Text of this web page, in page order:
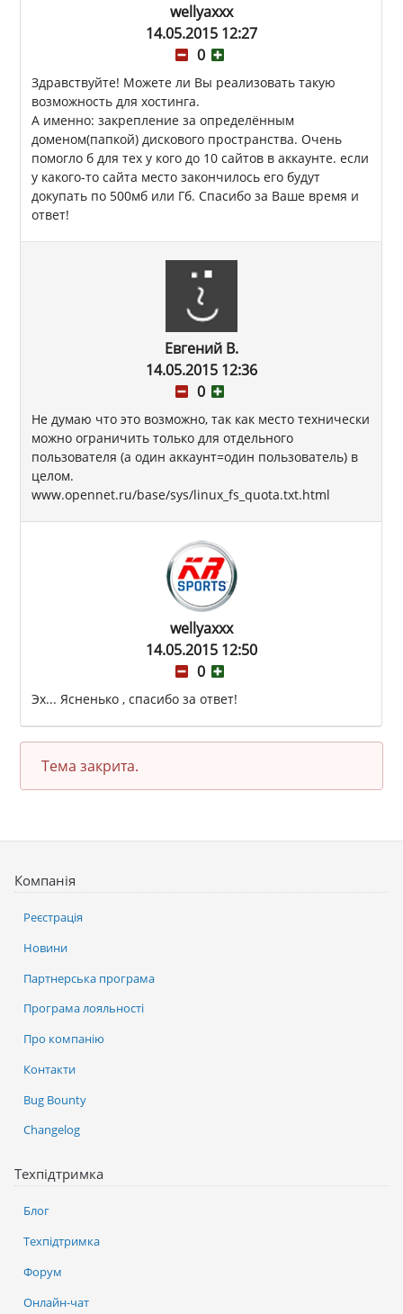
wellyaxxx
14.05.2015 12:27
0
Здравствуйте! Можете ли Вы реализовать такую
возможность для хостинга.
А именно: закрепление за определённым
доменом(папкой) дискового пространства. Очень
помогло б для тех у кого до 10 сайтов в аккаунте. если
у какого-то сайта место закончилось его будут
докупать по 500мб или Гб. Спасибо за Ваше время и
ответ!
Евгений В.
14.05.2015 12:36
0
Не думаю что это возможно, так как место технически
можно ограничить только для отдельного
пользователя (а один аккаунт=один пользователь) в
целом.
www.opennet.ru/base/sys/linux_fs_quota.txt.html
wellyaxxx
14.05.2015 12:50
0
Эх... Ясненько , спасибо за ответ!
Тема закрита.
Компанія
Реєстрація
Новини
Партнерська програма
Програма лояльності
Про компанію
Контакти
Bug Bounty
Changelog
Техпідтримка
Блог
Техпідтримка
Форум
Онлайн-чат